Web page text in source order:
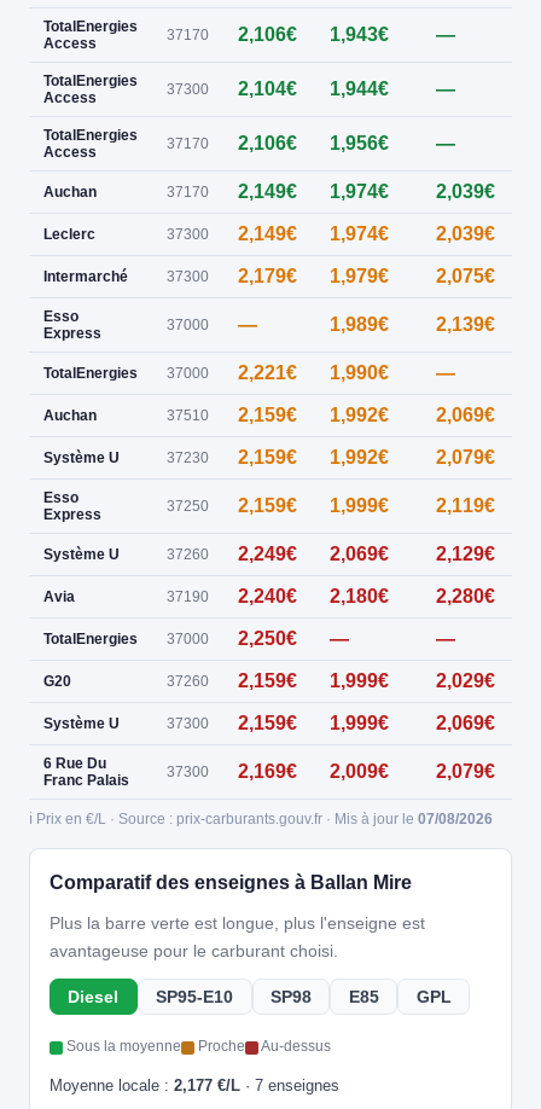
TotalEnergies
Access
37170 2,106€ 1,943€ —
TotalEnergies
Access
37300 2,104€ 1,944€ —
TotalEnergies
Access
37170 2,106€ 1,956€ —
Auchan 37170 2,149€ 1,974€ 2,039€
Leclerc 37300 2,149€ 1,974€ 2,039€
Intermarché 37300 2,179€ 1,979€ 2,075€
Esso
Express
37000 — 1,989€ 2,139€
TotalEnergies 37000 2,221€ 1,990€ —
Auchan 37510 2,159€ 1,992€ 2,069€
Système U 37230 2,159€ 1,992€ 2,079€
Esso
Express
37250 2,159€ 1,999€ 2,119€
Système U 37260 2,249€ 2,069€ 2,129€
Avia 37190 2,240€ 2,180€ 2,280€
TotalEnergies 37000 2,250€ — —
G20 37260 2,159€ 1,999€ 2,029€
Système U 37300 2,159€ 1,999€ 2,069€
6 Rue Du
Franc Palais
37300 2,169€ 2,009€ 2,079€
ℹ️ Prix en €/L · Source : prix-carburants.gouv.fr · Mis à jour le 07/08/2026
Comparatif des enseignes à Ballan Mire
Plus la barre verte est longue, plus l'enseigne est
avantageuse pour le carburant choisi.
Diesel SP95-E10 SP98 E85 GPL
Sous la moyenne Proche Au-dessus
Moyenne locale : 2,177 €/L · 7 enseignes